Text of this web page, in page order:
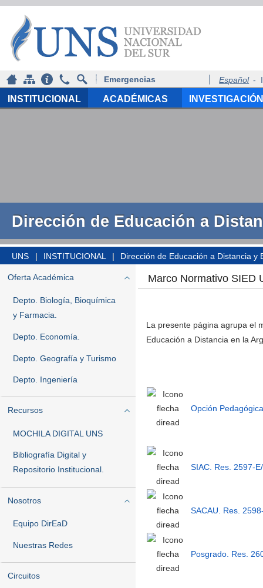
Emergencias Español -
INSTITUCIONAL ACADÉMICAS INVESTIGACIÓN
Dirección de Educación a
UNS INSTITUCIONAL Dirección de Educación a Distancia y
Oferta Académica
Depto. Biología, Bioquímica
y Farmacia.
Depto. Economía.
Depto. Geografía y Turismo
Depto. Ingeniería
Recursos
MOCHILA DIGITAL UNS
Bibliografía Digital y
Repositorio Institucional.
Nosotros
Equipo DirEaD
Nuestras Redes
Circuitos
Marco Normativo SIED
La presente página agrupa el
Educación a Distancia en la
Opción
SIAC. Res. 2597-
SACAU. Res.
Posgrado. Res.